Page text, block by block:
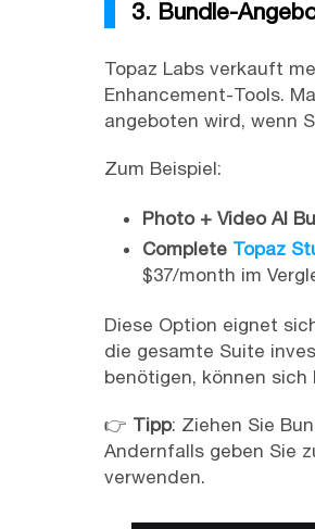
3. Bundle-
Topaz Labs verkauft
Enhancement-Tools.
angeboten wird, wenn
Zum Beispiel:
Photo + Video AI
Complete Topaz
$37/month im
Diese Option eignet
die gesamte Suite
benötigen, können sich
👉 Tipp: Ziehen Sie
Andernfalls geben Sie
verwenden.